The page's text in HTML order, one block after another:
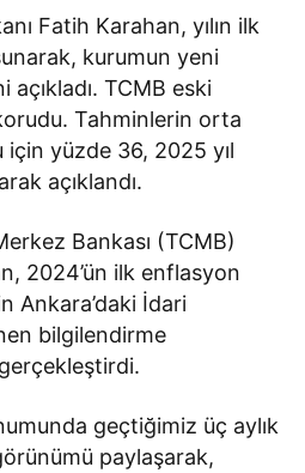
Fatih Karahan, yılın ilk
kurumun yeni
TCMB eski
Tahminlerin orta
için yüzde 36, 2025 yıl
açıklandı.
Bankası (TCMB)
2024’ün ilk enflasyon
Ankara’daki İdari
bilgilendirme
geçtiğimiz üç aylık
paylaşarak,